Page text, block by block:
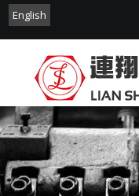
English
English